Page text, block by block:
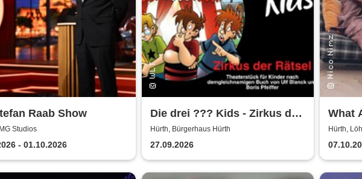
Raab Show
Studios
- 01.10.2026
Die drei ??? Kids - Zirkus der
Rätsel | Bürgerhaus Hürth
Hürth, Bürgerhaus Hürth
27.09.2026
What
mit
Nimz
Hürth,